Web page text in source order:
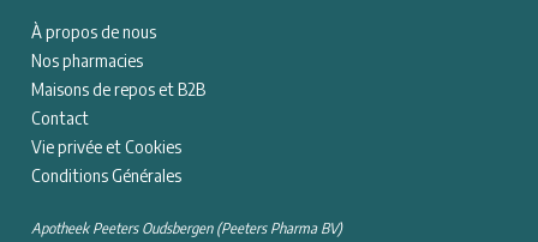
À propos de nous
Nos pharmacies
Maisons de repos et B2B
Contact
Vie privée et Cookies
Conditions Générales
Apotheek Peeters Oudsbergen (Peeters Pharma BV)